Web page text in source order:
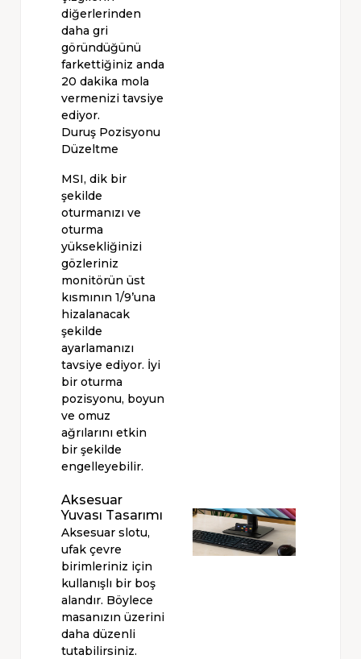
diğerlerinden
daha gri
göründüğünü
farkettiğiniz anda
20 dakika mola
vermenizi tavsiye
ediyor.
Duruş Pozisyonu
Düzeltme
MSI, dik bir
şekilde
oturmanızı ve
oturma
yüksekliğinizi
gözleriniz
monitörün üst
kısmının 1/9’una
hizalanacak
şekilde
ayarlamanızı
tavsiye ediyor. İyi
bir oturma
pozisyonu, boyun
ve omuz
ağrılarını etkin
bir şekilde
engelleyebilir.
Aksesuar
Yuvası Tasarımı
Aksesuar slotu,
ufak çevre
birimleriniz için
kullanışlı bir boş
alandır. Böylece
masanızın üzerini
daha düzenli
tutabilirsiniz.